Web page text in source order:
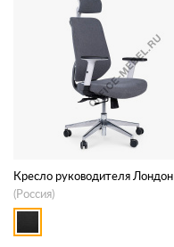
Кресло руководителя Лондон
(Россия)